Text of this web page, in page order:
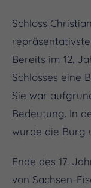
Schloss
Bereits im 12.
Schlosses eine
Sie war
Bedeutung. In
wurde die Burg
Ende des 17.
von Sachsen-